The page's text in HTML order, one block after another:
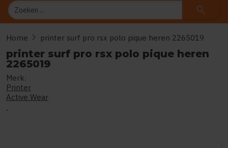
Zoeken search
Home chevron_right printer surf pro rsx polo pique heren 2265019
printer surf pro rsx polo pique heren
2265019
Merk:
Printer
Active Wear